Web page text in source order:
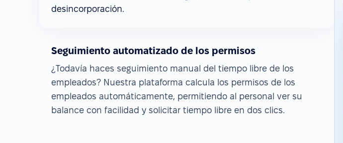
desincorporación.
Seguimiento automatizado de los permisos
¿Todavía haces seguimiento manual del tiempo libre de los
empleados? Nuestra plataforma calcula los permisos de los
empleados automáticamente, permitiendo al personal ver su
balance con facilidad y solicitar tiempo libre en dos clics.